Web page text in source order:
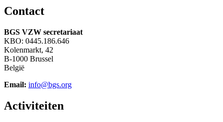
Contact
BGS VZW secretariaat
KBO: 0445.186.646
Kolenmarkt, 42
B-1000 Brussel
België
Email: info@bgs.org
Activiteiten